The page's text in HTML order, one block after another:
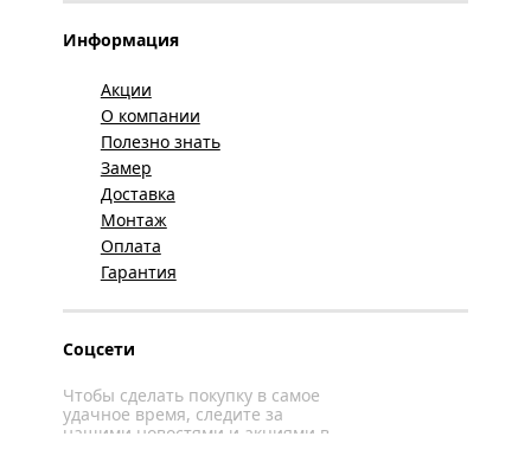
Информация
Акции
О компании
Полезно знать
Замер
Доставка
Монтаж
Оплата
Гарантия
Соцсети
Чтобы сделать покупку в самое
удачное время, следите за
нашими новостями и акциями в